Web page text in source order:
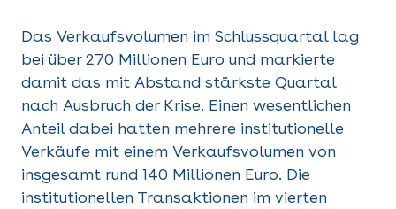
Das Verkaufsvolumen im Schlussquartal lag
bei über 270 Millionen Euro und markierte
damit das mit Abstand stärkste Quartal
nach Ausbruch der Krise. Einen wesentlichen
Anteil dabei hatten mehrere institutionelle
Verkäufe mit einem Verkaufsvolumen von
insgesamt rund 140 Millionen Euro. Die
institutionellen Transaktionen im vierten